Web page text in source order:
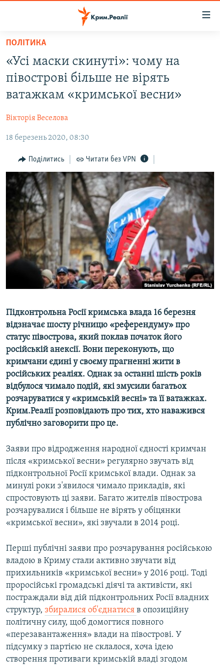
Перейти
основного
матеріалу
до
основної
навігації
Перейти
пошуку
ВІДЕО ТА ФОТО
БЛОГИ
ПОГЛЯД
ІНТЕРВ'Ю
ВСЕ ЗА ДЕНЬ
СПЕЦПРОЕКТИ
ДЕПОРТАЦІЯ
ВІДЕОУРОКИ «ELIFBE»
СВІДЧЕННЯ ОКУПАЦІЇ
УКРАЇНСЬКА ПРОБЛЕМА КРИМУ
ІНФОГРАФІКА
ЯК ОБІЙТИ БЛОКУВАННЯ
Русский
Qırımtatar
ДОЛУЧАЙСЯ!
Усі сайти RFE/RL
ПОЛІТИКА
«Усі маски скинуті»: чому на
півострові більше не вірять
ватажкам «кримської весни»
Вікторія Веселова
18 березень 2020, 08:30
Поділитись Читати без VPN
Підконтрольна Росії кримська влада 16 березня
відзначає шосту річницю «референдуму» про
статус півострова, який поклав початок його
російській анексії. Вони переконують, що
кримчани єдині у своєму прагненні жити в
російських реаліях. Однак за останні шість років
відбулося чимало подій, які змусили багатьох
розчаруватися у «кримській весні» та її ватажках.
Крим.Реалії розповідають про тих, хто наважився
публічно заговорити про це.
Заяви про відродження народної єдності кримчан
після «кримської весни» регулярно звучать від
підконтрольної Росії кримської влади. Однак за
минулі роки з'явилося чимало прикладів, які
спростовують ці заяви. Багато жителів півострова
розчарувалися і більше не вірять у обіцянки
«кримської весни», які звучали в 2014 році.
Перші публічні заяви про розчарування російською
владою в Криму стали активно звучати від
прихильників «кримської весни» у 2016 році. Тоді
проросійські громадські діячі та активісти, які
постраждали від дій підконтрольних Росії владних
структур, збиралися об'єднатися в опозиційну
політичну силу, щоб домогтися повного
«перезавантаження» влади на півострові. У
підсумку з партією не склалося, хоча ідею
створення противаги кримській владі згодом